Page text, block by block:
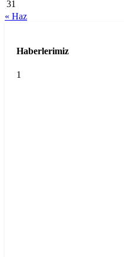
31
« Haz
Haberlerimiz
1